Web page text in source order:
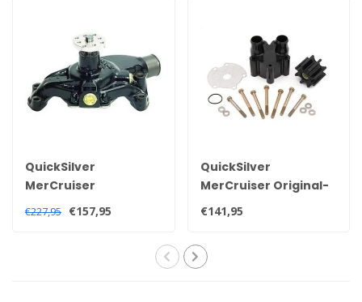
QuickSilver
MerCruiser
Wasserpumpe für V6
und V8 Motoren
€227,95 €157,95
QuickSilver
MerCruiser Original-
Impeller-Kit mit
Pumpengehäuse für
807151A14
€141,95